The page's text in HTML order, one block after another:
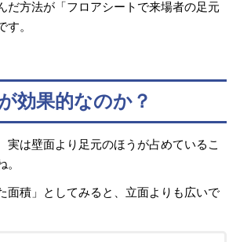
だ方法が「フロアシートで来場者の足元
す。
効果的なのか？
実は壁面より足元のほうが占めているこ
。
面積」としてみると、立面よりも広いで